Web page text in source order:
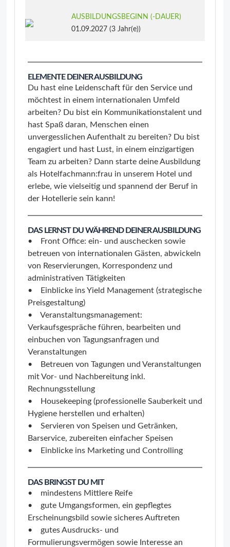
AUSBILDUNGSBEGINN (‑DAUER)
01.09.2027 (3 Jahr(e))
ELEMENTE DEINER AUSBILDUNG
Du hast eine Leidenschaft für den Service und
möchtest in einem internationalen Umfeld
arbeiten? Du bist ein Kommunikationstalent und
hast Spaß daran, Menschen einen
unvergesslichen Aufenthalt zu bereiten? Du bist
engagiert und hast Lust, in einem einzigartigen
Team zu arbeiten? Dann starte deine Ausbildung
als Hotelfachmann:frau in unserem Hotel und
erlebe, wie vielseitig und spannend der Beruf in
der Hotellerie sein kann!
DAS LERNST DU WÄHREND DEINER AUSBILDUNG
• Front Office: ein- und auschecken sowie
betreuen von internationalen Gästen, abwickeln
von Reservierungen, Korrespondenz und
administrativen Tätigkeiten
• Einblicke ins Yield Management (strategische
Preisgestaltung)
• Veranstaltungsmanagement:
Verkaufsgespräche führen, bearbeiten und
einbuchen von Tagungsanfragen und
Veranstaltungen
• Betreuen von Tagungen und Veranstaltungen
mit Vor- und Nachbereitung inkl.
Rechnungsstellung
• Housekeeping (professionelle Sauberkeit und
Hygiene herstellen und erhalten)
• Servieren von Speisen und Getränken,
Barservice, zubereiten einfacher Speisen
• Einblicke ins Marketing und Controlling
DAS BRINGST DU MIT
• mindestens Mittlere Reife
• gute Umgangsformen, ein gepflegtes
Erscheinungsbild sowie sicheres Auftreten
• gutes Ausdrucks- und
Formulierungsvermögen sowie Interesse an